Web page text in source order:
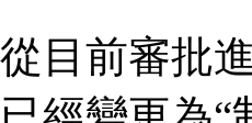
從目前審批